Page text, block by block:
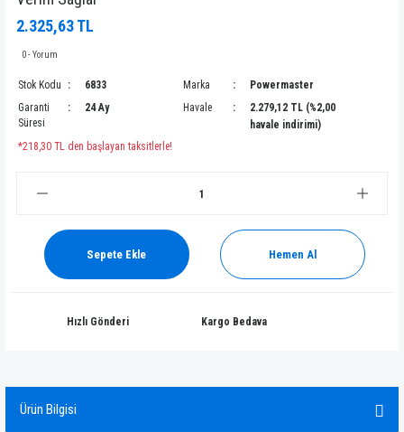
2.325,63 TL
0 - Yorum
Stok Kodu 6833 Marka
Powermaster
Garanti
Süresi
24 Ay Havale
2.279,12 TL (%2,00
havale indirimi)
*218,30 TL den başlayan taksitlerle!
Sepete Ekle Hemen Al
Hızlı Gönderi Kargo Bedava
Ürün Bilgisi